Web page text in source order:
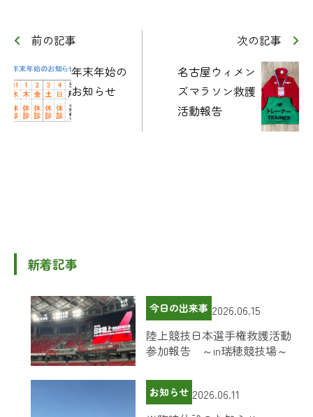
前の記事
年末年始の
お知らせ
次の記事
名古屋ウィメン
ズマラソン救護
活動報告
新着記事
今日の出来事 2026.06.15
陸上競技日本選手権救護活動
参加報告 ～in瑞穂競技場～
お知らせ 2026.06.11